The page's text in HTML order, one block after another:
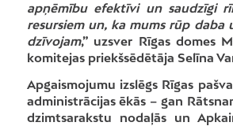
apņēmību efektīvi un saudzīgi
resursiem un, ka mums rūp daba
dzīvojam,” uzsver Rīgas domes
komitejas priekšsēdētāja Selīna
Apgaismojumu izslēgs Rīgas
administrācijas ēkās – gan
dzimtsarakstu nodaļās un